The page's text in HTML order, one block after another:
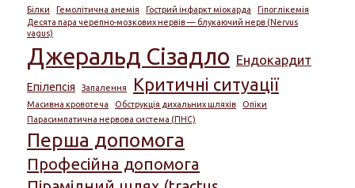
Білки Гемолітична анемія Гострий інфаркт міокарда
Гіпоглікемія
Десята пара черепно-мозкових нервів — блукаючий нерв (Nervus
vagus)
Джеральд Сізадло Ендокардит
Епілепсія Запалення Критичні ситуації
Масивна кровотеча Обструкція дихальних шляхів
Опіки
Парасимпатична нервова система (ПНС)
Перша допомога
Професійна допомога